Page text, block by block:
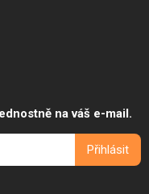
na váš e-mail.